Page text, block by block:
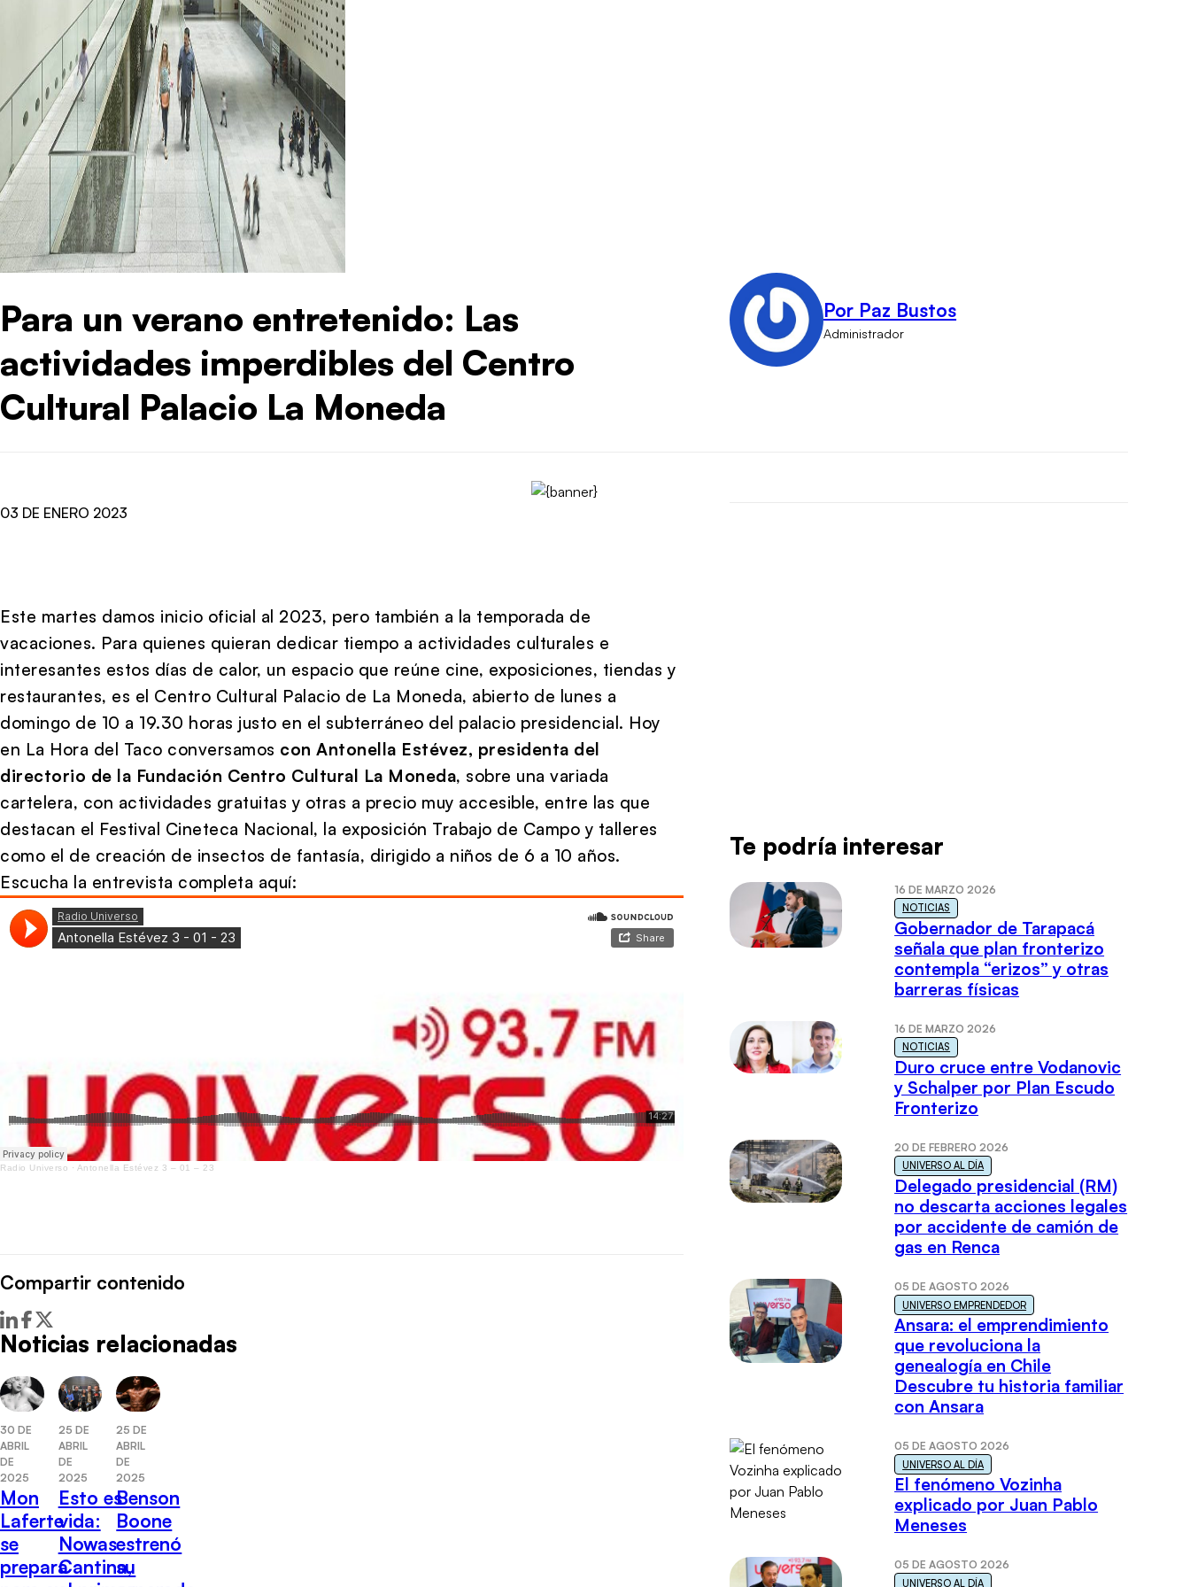
Para un verano entretenido: Las
actividades imperdibles del Centro
Cultural Palacio La Moneda
Por Paz Bustos
Administrador
03 DE ENERO 2023
Este martes damos inicio oficial al 2023, pero también a la temporada de
vacaciones. Para quienes quieran dedicar tiempo a actividades culturales e
interesantes estos días de calor, un espacio que reúne cine, exposiciones, tiendas y
restaurantes, es el Centro Cultural Palacio de La Moneda, abierto de lunes a
domingo de 10 a 19.30 horas justo en el subterráneo del palacio presidencial. Hoy
en La Hora del Taco conversamos con Antonella Estévez, presidenta del
directorio de la Fundación Centro Cultural La Moneda, sobre una variada
cartelera, con actividades gratuitas y otras a precio muy accesible, entre las que
destacan el Festival Cineteca Nacional, la exposición Trabajo de Campo y talleres
como el de creación de insectos de fantasía, dirigido a niños de 6 a 10 años.
Escucha la entrevista completa aquí:
Radio Universo · Antonella Estévez 3 – 01 – 23
Compartir contenido
Noticias relacionadas
30 DE
ABRIL
DE
2025
Mon
Laferte
se
prepara
25 DE
ABRIL
DE
2025
Esto es
vida:
Nowas
Cantina,
25 DE
ABRIL
DE
2025
Benson
Boone
estrenó
su
Te podría interesar
16 DE MARZO 2026
NOTICIAS
Gobernador de Tarapacá
señala que plan fronterizo
contempla “erizos” y otras
barreras físicas
16 DE MARZO 2026
NOTICIAS
Duro cruce entre Vodanovic
y Schalper por Plan Escudo
Fronterizo
20 DE FEBRERO 2026
UNIVERSO AL DÍA
Delegado presidencial (RM)
no descarta acciones legales
por accidente de camión de
gas en Renca
05 DE AGOSTO 2026
UNIVERSO EMPRENDEDOR
Ansara: el emprendimiento
que revoluciona la
genealogía en Chile
Descubre tu historia familiar
con Ansara
05 DE AGOSTO 2026
UNIVERSO AL DÍA
El fenómeno Vozinha
explicado por Juan Pablo
Meneses
05 DE AGOSTO 2026
UNIVERSO AL DÍA